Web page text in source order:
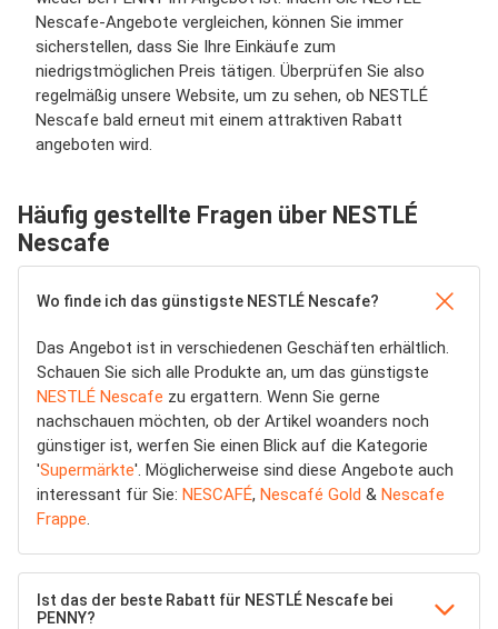
Nescafe-Angebote vergleichen, können Sie immer
sicherstellen, dass Sie Ihre Einkäufe zum
niedrigstmöglichen Preis tätigen. Überprüfen Sie also
regelmäßig unsere Website, um zu sehen, ob NESTLÉ
Nescafe bald erneut mit einem attraktiven Rabatt
angeboten wird.
Häufig gestellte Fragen über NESTLÉ
Nescafe
Wo finde ich das günstigste NESTLÉ Nescafe?
Das Angebot ist in verschiedenen Geschäften erhältlich.
Schauen Sie sich alle Produkte an, um das günstigste
NESTLÉ Nescafe zu ergattern. Wenn Sie gerne
nachschauen möchten, ob der Artikel woanders noch
günstiger ist, werfen Sie einen Blick auf die Kategorie
'Supermärkte'. Möglicherweise sind diese Angebote auch
interessant für Sie: NESCAFÉ, Nescafé Gold & Nescafe
Frappe.
Ist das der beste Rabatt für NESTLÉ Nescafe bei
PENNY?